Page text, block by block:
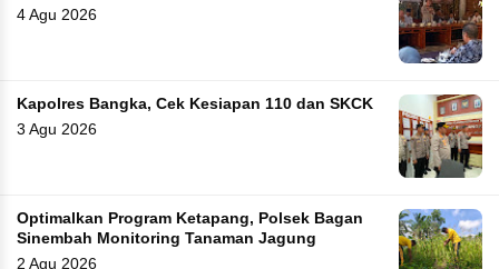
4 Agu 2026
Kapolres Bangka, Cek Kesiapan 110 dan SKCK
3 Agu 2026
Optimalkan Program Ketapang, Polsek Bagan
Sinembah Monitoring Tanaman Jagung
2 Agu 2026